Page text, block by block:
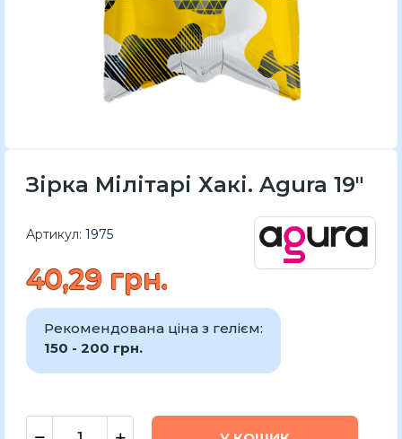
Зірка Мілітарі Хакі. Agura 19"
Артикул: 1975
40,29 грн.
Рекомендована ціна з гелієм:
150 - 200 грн.